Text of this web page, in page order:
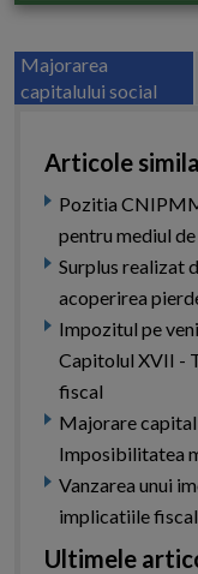
Majorarea
capitalului social
Articole
Pozitia
pentru mediul
Surplus realizat
acoperirea
Impozitul pe
Capitolul XVII -
fiscal
Majorare
Imposibilitatea
Vanzarea unui
implicatiile
Ultimele